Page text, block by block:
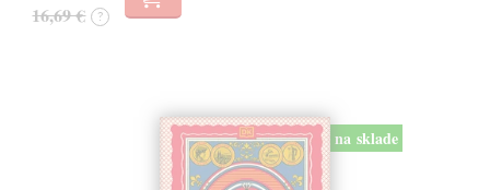
16,69 € ?
na sklade